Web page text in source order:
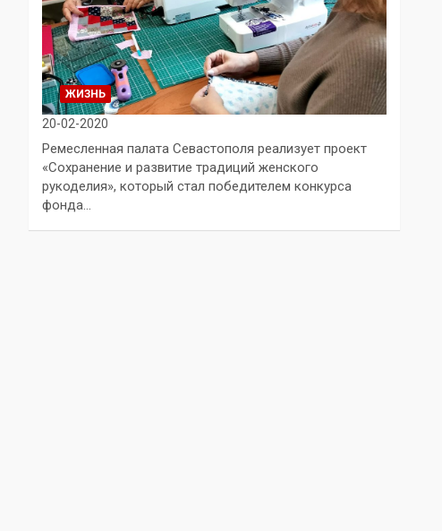
ЖИЗНЬ
20-02-2020
Ремесленная палата Севастополя реализует проект
«Сохранение и развитие традиций женского
рукоделия», который стал победителем конкурса
фонда…